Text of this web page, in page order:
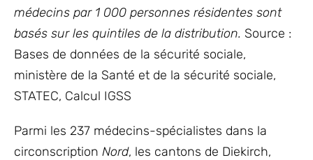
médecins par 1 000 personnes résidentes sont
basés sur les quintiles de la distribution. Source :
Bases de données de la sécurité sociale,
ministère de la Santé et de la sécurité sociale,
STATEC, Calcul IGSS
Parmi les 237 médecins-spécialistes dans la
circonscription Nord, les cantons de Diekirch,